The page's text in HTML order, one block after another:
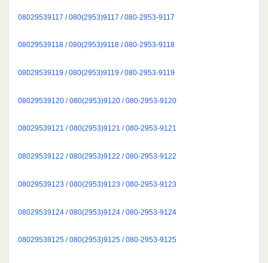
08029539117 / 080(2953)9117 / 080-2953-9117
08029539118 / 080(2953)9118 / 080-2953-9118
08029539119 / 080(2953)9119 / 080-2953-9119
08029539120 / 080(2953)9120 / 080-2953-9120
08029539121 / 080(2953)9121 / 080-2953-9121
08029539122 / 080(2953)9122 / 080-2953-9122
08029539123 / 080(2953)9123 / 080-2953-9123
08029539124 / 080(2953)9124 / 080-2953-9124
08029539125 / 080(2953)9125 / 080-2953-9125